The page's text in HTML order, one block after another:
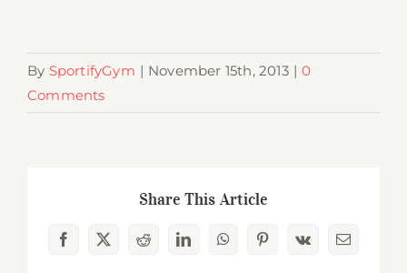
By SportifyGym | November 15th, 2013 | 0
Comments
Share This Article
Facebook
X RedditLinkedInWhatsAppPinterest
Vk Email